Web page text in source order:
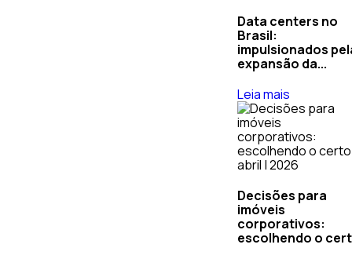
Data centers no
Brasil:
impulsionados
expansão da...
Leia mais
abril | 2026
Decisões para
imóveis
corporativos:
escolhendo o